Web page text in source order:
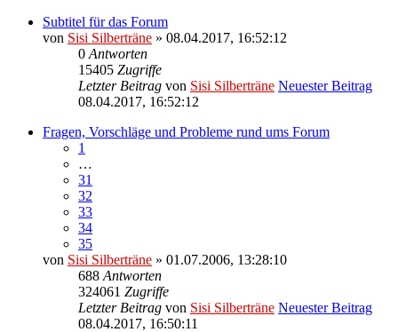
Subtitel für das Forum
von Sisi Silberträne » 08.04.2017, 16:52:12
0 Antworten
15405 Zugriffe
Letzter Beitrag von Sisi Silberträne Neuester Beitrag
08.04.2017, 16:52:12
Fragen, Vorschläge und Probleme rund ums Forum
1
…
31
32
33
34
35
von Sisi Silberträne » 01.07.2006, 13:28:10
688 Antworten
324061 Zugriffe
Letzter Beitrag von Sisi Silberträne Neuester Beitrag
08.04.2017, 16:50:11